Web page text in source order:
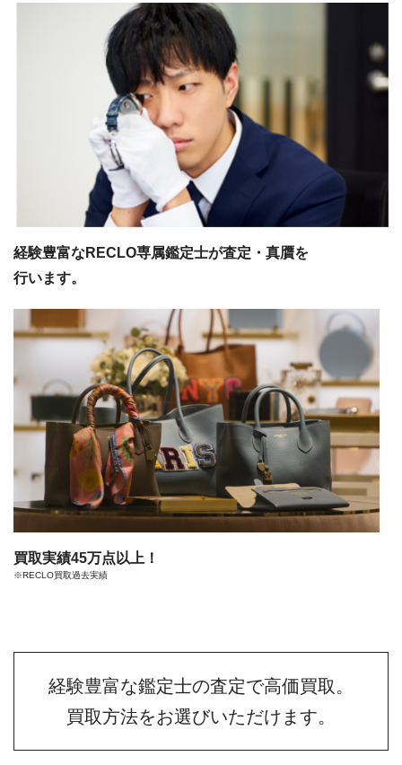
経験豊富なRECLO専属鑑定士が査定・真贋を
行います。
買取実績45万点以上！
※RECLO買取過去実績
経験豊富な鑑定士の査定で高価買取。
買取方法をお選びいただけます。